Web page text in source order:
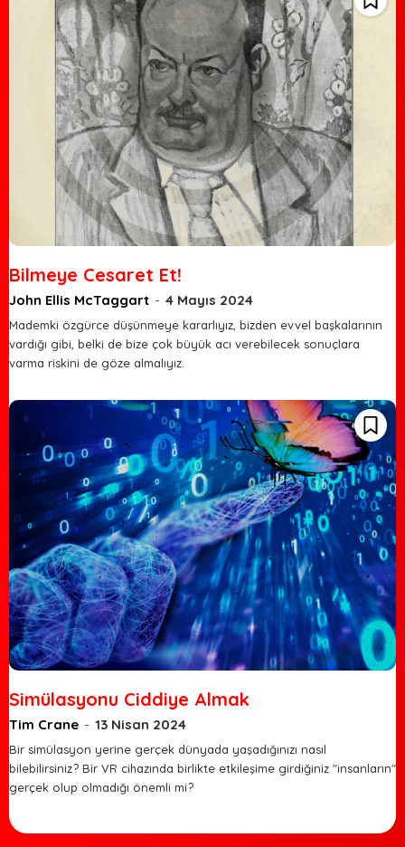
Bilmeye Cesaret Et!
John Ellis McTaggart - 4 Mayıs 2024
Mademki özgürce düşünmeye kararlıyız, bizden evvel başkalarının
vardığı gibi, belki de bize çok büyük acı verebilecek sonuçlara
varma riskini de göze almalıyız.
Simülasyonu Ciddiye Almak
Tim Crane - 13 Nisan 2024
Bir simülasyon yerine gerçek dünyada yaşadığınızı nasıl
bilebilirsiniz? Bir VR cihazında birlikte etkileşime girdiğiniz "insanların"
gerçek olup olmadığı önemli mi?